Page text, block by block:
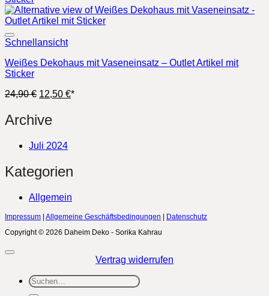
Schnellansicht
Weißes Dekohaus mit Vaseneinsatz – Outlet Artikel mit
Sticker
24,90€ Ursprünglicher
war:
24,90 €
12,50 €Aktueller
*
Archive
Juli 2024
Kategorien
Allgemein
Impressum | Allgemeine Geschäftsbedingungen | Datenschutz
Copyright © 2026 Daheim Deko - Sorika Kahrau
Vertrag widerrufen
Suchen
nach: